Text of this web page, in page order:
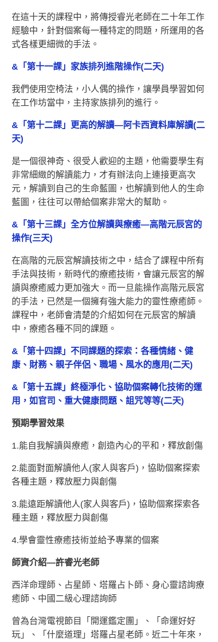
在這十天的課程中，將傳授睿光老師在二十年工作
經驗中，針對個案每一種特定的問題，所運用的各
式各樣更細微的手法。
&「第十一課」家族排列進階操作(二天)
我們使用空椅法，小人偶的操作，讓學員學習如何
在工作坊當中，主持家族排列的進行。
&「第十二課」更高的解讀—阿卡西資料庫解讀(二
天)
是一個很神奇、很受人歡迎的主題，他需要學生有
非常細緻的解讀能力，才有辦法向上連接更高次
元，解讀到自己的生命藍圖，也解讀到他人的生命
藍圖，往往可以帶給個案非常大的幫助。
&「第十三課」全方位解讀與療癒—高階元辰宮的
操作(三天)
在高階的元辰宮解讀技術之中，結合了課程中所有
手法與技術，新時代的療癒技術，會讓元辰宮的解
讀與療癒威力更加強大。而一旦能操作高階元辰宮
的手法，已然是一個擁有強大能力的靈性療癒師。
課程中，老師會清楚的介紹如何在元辰宮的解讀
中，療癒各種不同的課題。
&「第十四課」不同課題的探索：各種情緒、健
康、財務、親子伴侶、職場、風水的應用(二天)
&「第十五課」終極淨化、協助個案轉化技術的運
用，如官司、重大健康問題、詛咒等等(二天)
預期學習效果
1.能自我解讀與療癒，創造內心的平和，釋放創傷
2.能面對面解讀他人(家人與客戶)，協助個案探索
各種主題，釋放壓力與創傷
3.能遠距解讀他人(家人與客戶)，協助個案探索各
種主題，釋放壓力與創傷
4.學會靈性療癒技術並給予專業的個案
師資介紹—許睿光老師
西洋命理師、占星師、塔羅占卜師、身心靈諮詢療
癒師、中國二級心理諮詢師
曾為台灣電視節目「開運鑑定團」、「命運好好
玩」、「什麼道理」塔羅占星老師。近二十年來，